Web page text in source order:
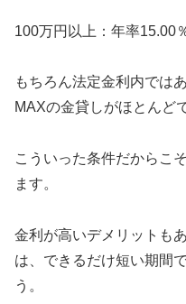
100万円以上：年率15.00
もちろん法定金利内では
MAXの金貸しがほとんど
こういった条件だからこ
ます。
金利が高いデメリットも
は、できるだけ短い期間
う。